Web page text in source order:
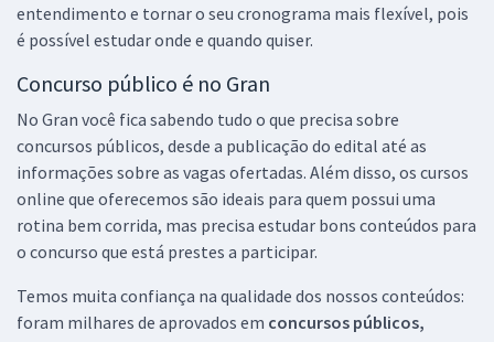
entendimento e tornar o seu cronograma mais flexível, pois
é possível estudar onde e quando quiser.
Concurso público é no Gran
No Gran você fica sabendo tudo o que precisa sobre
concursos públicos, desde a publicação do edital até as
informações sobre as vagas ofertadas. Além disso, os cursos
online que oferecemos são ideais para quem possui uma
rotina bem corrida, mas precisa estudar bons conteúdos para
o concurso que está prestes a participar.
Temos muita confiança na qualidade dos nossos conteúdos:
foram milhares de aprovados em concursos públicos,